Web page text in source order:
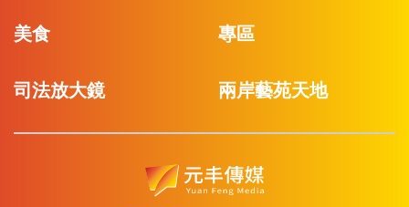
美食 專區
司法放大鏡 兩岸藝苑天地